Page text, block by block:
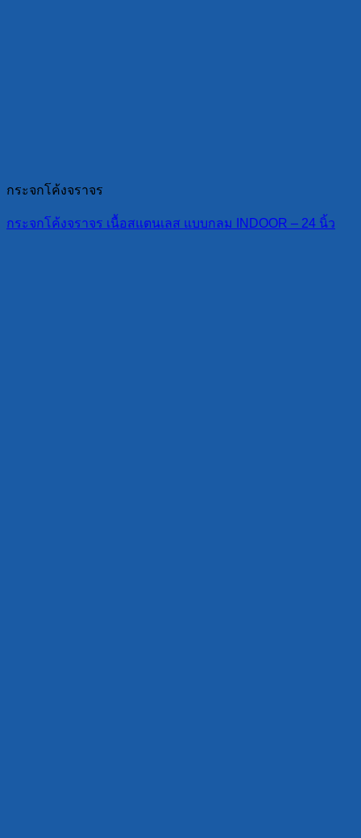
กระจกโค้งจราจร
กระจกโค้งจราจร เนื้อสแตนเลส แบบกลม INDOOR – 24 นิ้ว